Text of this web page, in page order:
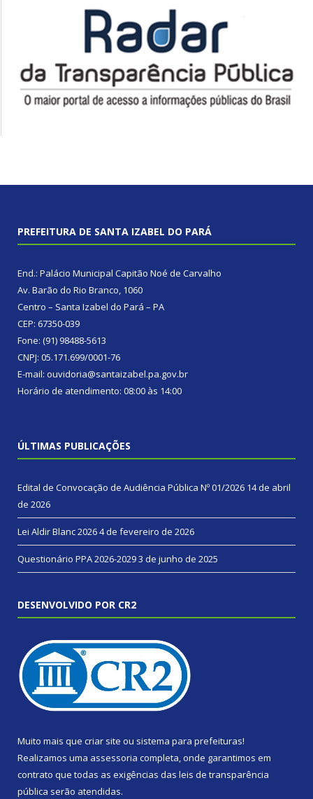
PREFEITURA DE SANTA IZABEL DO PARÁ
End.: Palácio Municipal Capitão Noé de Carvalho
Av. Barão do Rio Branco, 1060
Centro – Santa Izabel do Pará – PA
CEP: 67350-039
Fone: (91) 98488-5613
CNPJ: 05.171.699/0001-76
E-mail: ouvidoria@santaizabel.pa.gov.br
Horário de atendimento: 08:00 às 14:00
ÚLTIMAS PUBLICAÇÕES
Edital de Convocação de Audiência Pública Nº 01/2026 14 de abril
de 2026
Lei Aldir Blanc 20264 de fevereiro de 2026
Questionário PPA 2026-20293 de junho de 2025
DESENVOLVIDO POR CR2
Muito mais que criar site ou sistema para prefeituras!
Realizamos uma assessoria completa, onde garantimos em
contrato que todas as exigências das leis de transparência
pública serão atendidas.